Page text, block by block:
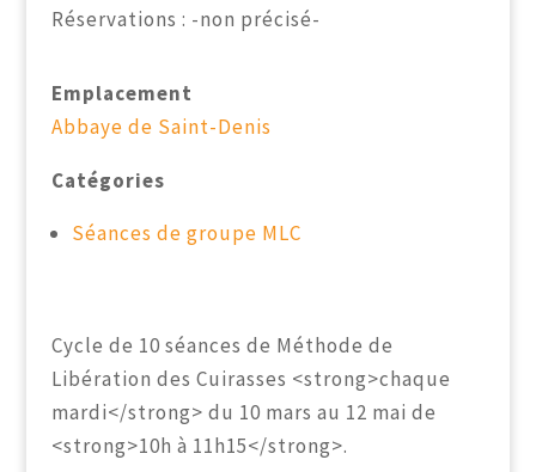
Réservations : -non précisé-
Emplacement
Abbaye de Saint-Denis
Catégories
Séances de groupe MLC
Cycle de 10 séances de Méthode de
Libération des Cuirasses <strong>chaque
mardi</strong> du 10 mars au 12 mai de
<strong>10h à 11h15</strong>.